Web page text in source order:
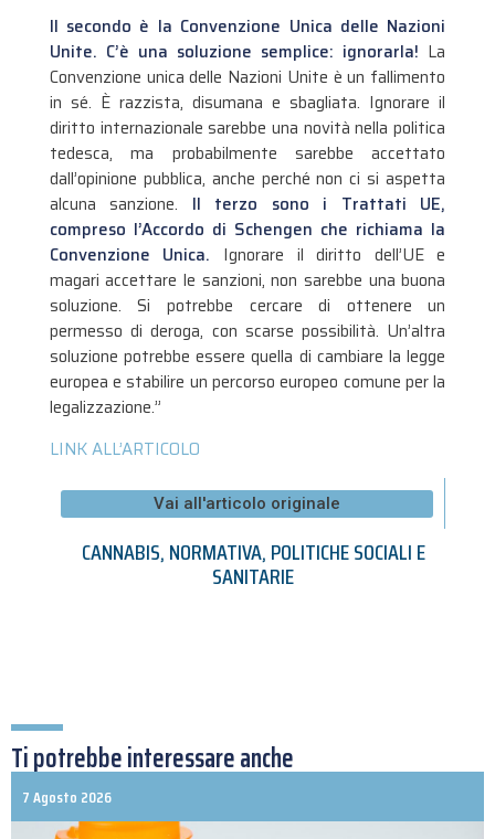
Il secondo è la Convenzione Unica delle Nazioni
Unite. C’è una soluzione semplice: ignorarla! La
Convenzione unica delle Nazioni Unite è un fallimento
in sé. È razzista, disumana e sbagliata. Ignorare il
diritto internazionale sarebbe una novità nella politica
tedesca, ma probabilmente sarebbe accettato
dall’opinione pubblica, anche perché non ci si aspetta
alcuna sanzione. Il terzo sono i Trattati UE,
compreso l’Accordo di Schengen che richiama la
Convenzione Unica. Ignorare il diritto dell’UE e
magari accettare le sanzioni, non sarebbe una buona
soluzione. Si potrebbe cercare di ottenere un
permesso di deroga, con scarse possibilità. Un’altra
soluzione potrebbe essere quella di cambiare la legge
europea e stabilire un percorso europeo comune per la
legalizzazione.”
LINK ALL’ARTICOLO
Vai all'articolo originale
CANNABIS,NORMATIVA,POLITICHE SOCIALI E
SANITARIE
Ti potrebbe interessare anche
7 Agosto 2026